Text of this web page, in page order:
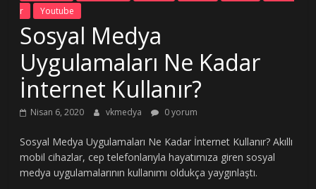
r
Youtube
Sosyal Medya
Uygulamaları Ne Kadar
İnternet Kullanır?
Nisan 6, 2020 vkmedya 0 yorum
Sosyal Medya Uygulamaları Ne Kadar İnternet Kullanır? Akıllı
mobil cihazlar, cep telefonlarıyla hayatımıza giren sosyal
medya uygulamalarının kullanımı oldukça yaygınlaştı.